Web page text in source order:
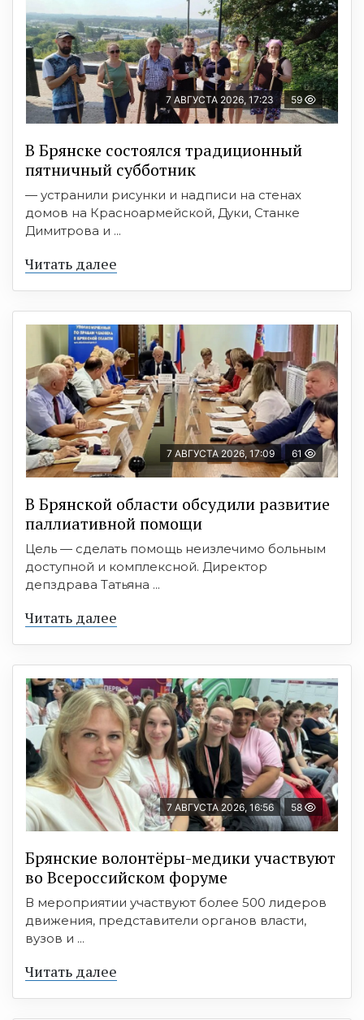
7 АВГУСТА 2026, 17:23 59
В Брянске состоялся традиционный
пятничный субботник
— устранили рисунки и надписи на стенах
домов на Красноармейской, Дуки, Станке
Димитрова и ...
Читать далее
7 АВГУСТА 2026, 17:09 61
В Брянской области обсудили развитие
паллиативной помощи
Цель — сделать помощь неизлечимо больным
доступной и комплексной. Директор
депздрава Татьяна ...
Читать далее
7 АВГУСТА 2026, 16:56 58
Брянские волонтёры-медики участвуют
во Всероссийском форуме
В мероприятии участвуют более 500 лидеров
движения, представители органов власти,
вузов и ...
Читать далее